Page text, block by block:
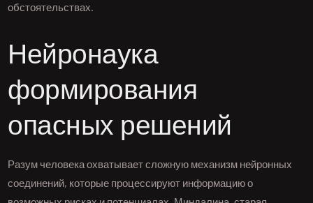
обстоятельствах.
Нейронаука
формирования
опасных решений
Разум человека охватывает сложную механизм нейронных
соединений, которые процессируют информацию о